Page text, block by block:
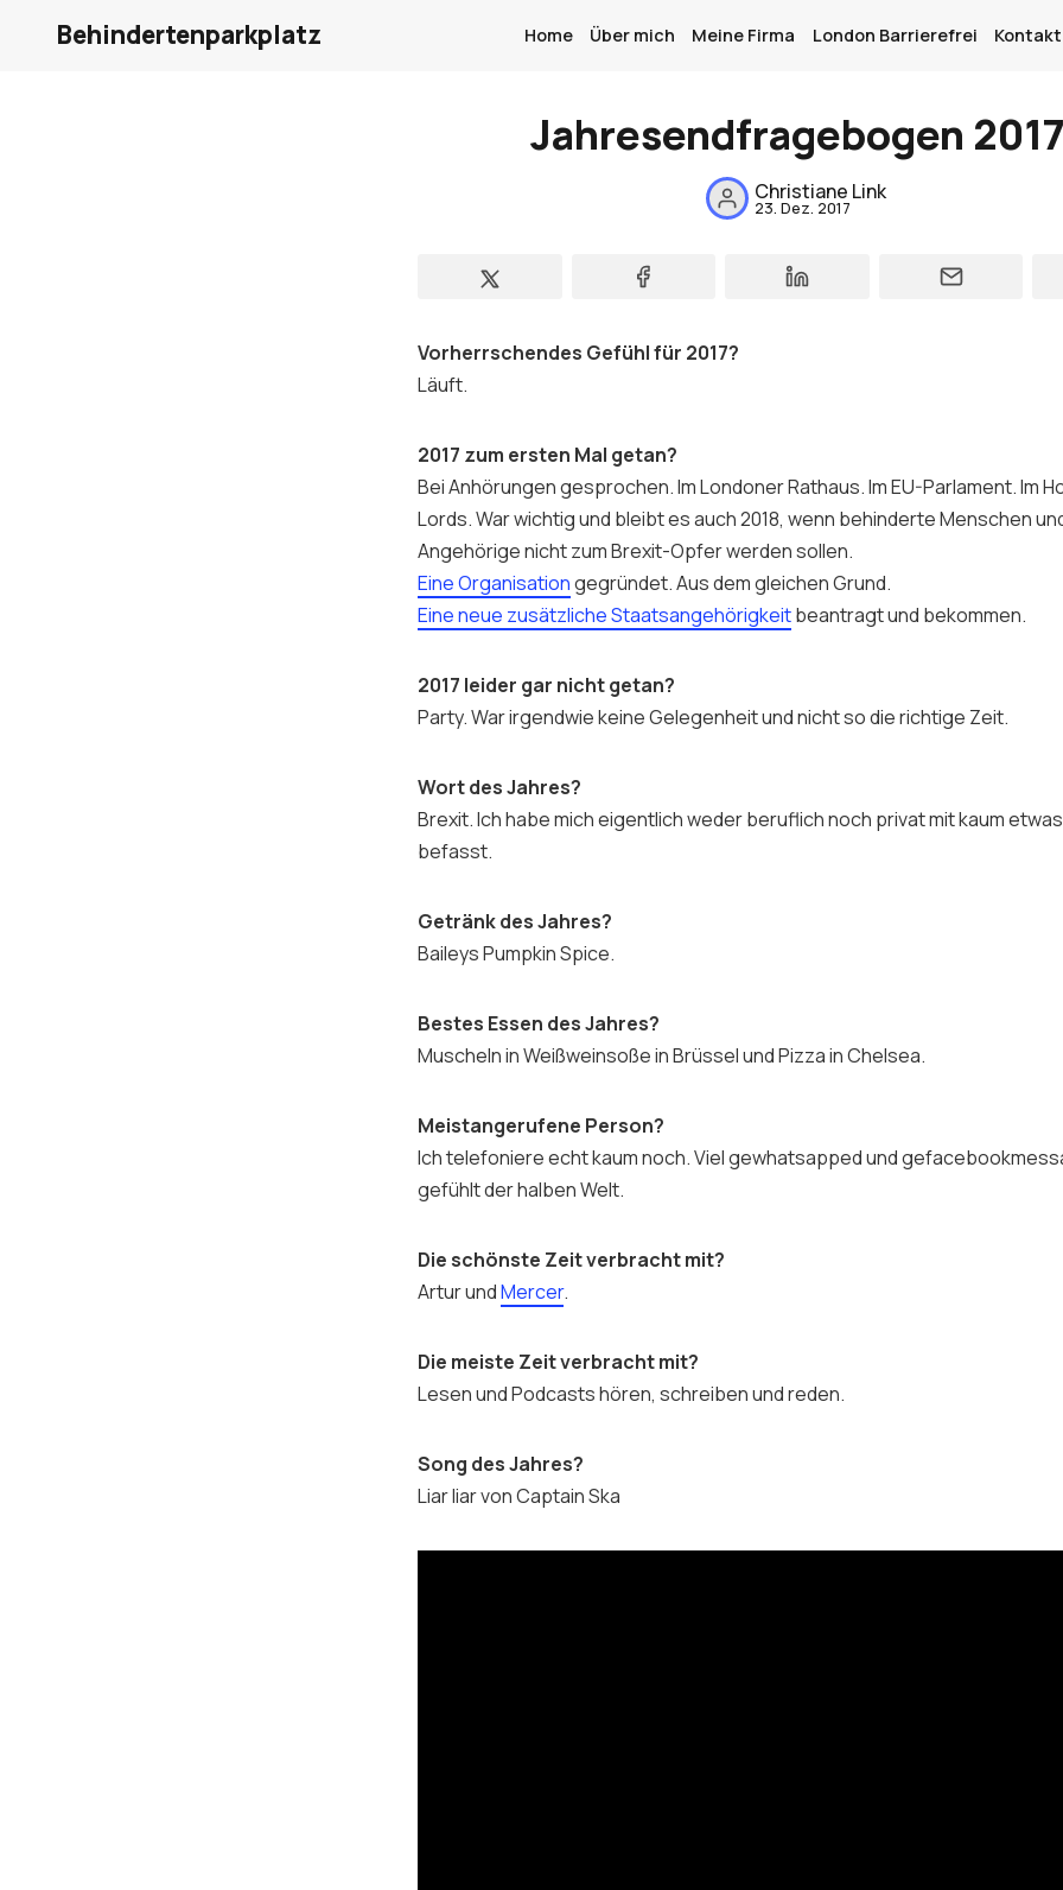
Home
Über mich
London Barrierefrei
Behindertenparkplatz Home Über mich Meine Firma London Barrierefrei Kontakt
Jahresendfragebogen 2017
Christiane Link
23. Dez. 2017
Vorherrschendes Gefühl für 2017?
Läuft.
2017 zum ersten Mal getan?
Bei Anhörungen gesprochen. Im Londoner Rathaus. Im EU-Parlament. Im
Lords. War wichtig und bleibt es auch 2018, wenn behinderte Menschen
Angehörige nicht zum Brexit-Opfer werden sollen.
Eine Organisationgegründet. Aus dem gleichen Grund.
Eine neue zusätzliche Staatsangehörigkeitbeantragt und bekommen.
2017 leider gar nicht getan?
Party. War irgendwie keine Gelegenheit und nicht so die richtige Zeit.
Wort des Jahres?
Brexit. Ich habe mich eigentlich weder beruflich noch privat mit kaum
befasst.
Getränk des Jahres?
Baileys Pumpkin Spice.
Bestes Essen des Jahres?
Muscheln in Weißweinsoße in Brüssel und Pizza in Chelsea.
Meistangerufene Person?
Ich telefoniere echt kaum noch. Viel gewhatsapped und
gefühlt der halben Welt.
Die schönste Zeit verbracht mit?
Artur undMercer.
Die meiste Zeit verbracht mit?
Lesen und Podcasts hören, schreiben und reden.
Song des Jahres?
Liar liar von Captain Ska